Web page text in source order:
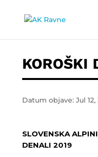
KOROŠKI
Datum objave: Jul 12,
SLOVENSKA
DENALI 2019